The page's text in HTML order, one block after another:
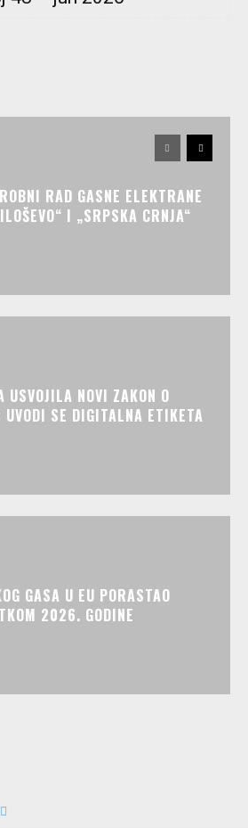
RAD GASNE ELEKTRANE
I „SRPSKA CRNJA“
USVOJILA NOVI ZAKON O
SE DIGITALNA ETIKETA
GASA U EU PORASTAO
2026. GODINE